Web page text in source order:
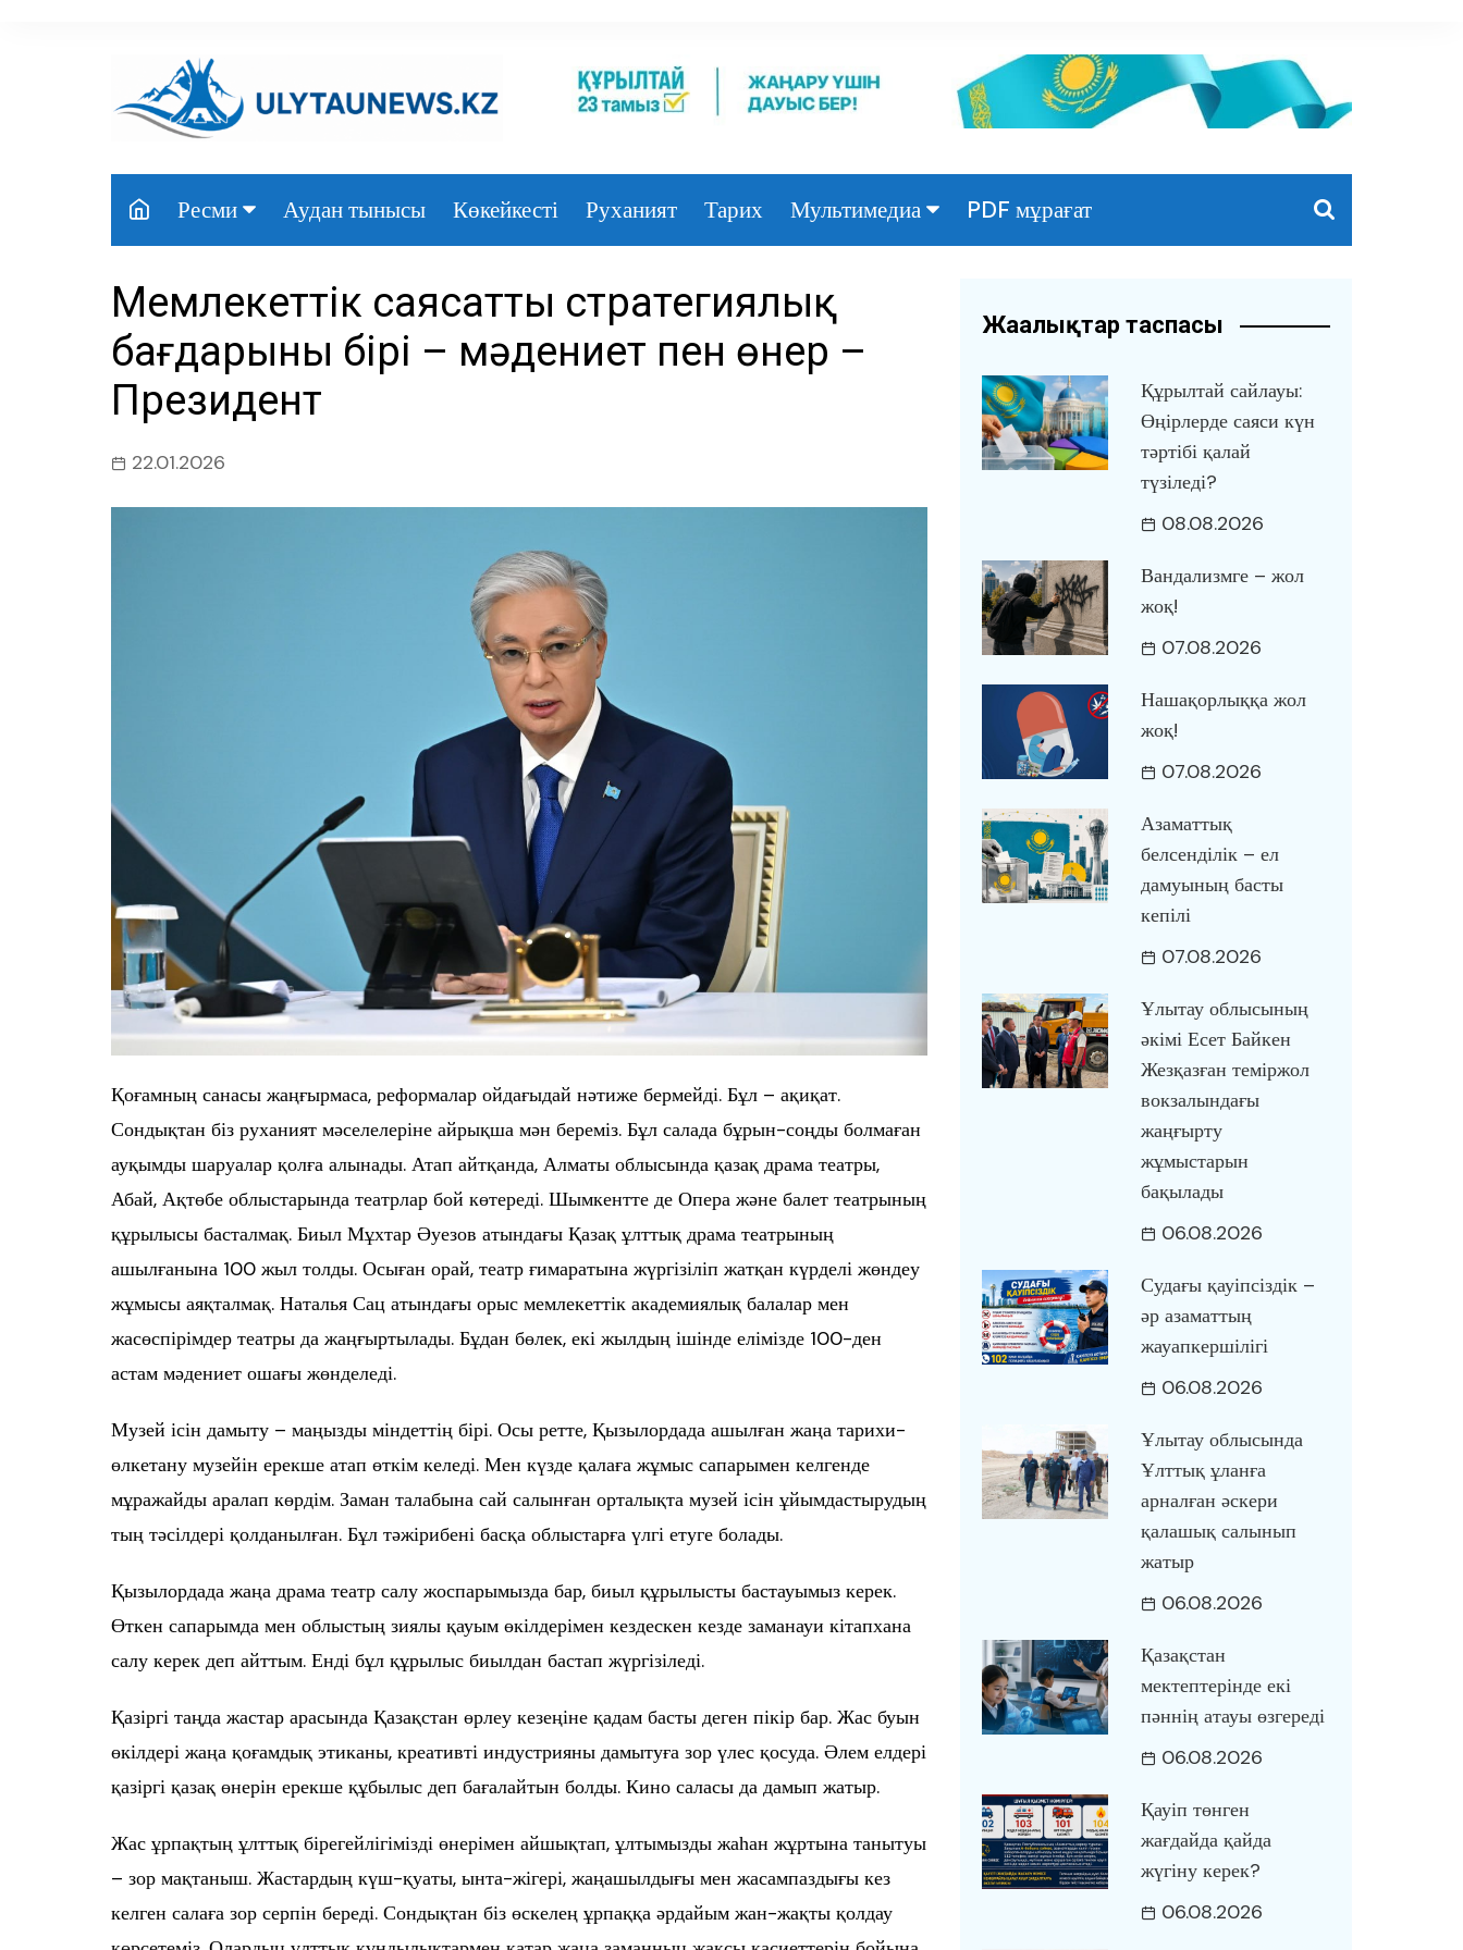
Ресми
Үкімет
Парламент
Облыс әкімдігі
Аудан тынысы Көкейкесті Руханият Тарих Мультимедиа
Видео
PDF мұрағат
Мемлекеттік саясаттың стратегиялық
бағдарының бірі – мәдениет пен өнер –
Президент
22.01.2026
Қоғамның санасы жаңғырмаса, реформалар ойдағыдай нәтиже бермейді. Бұл – ақиқат.
Сондықтан біз руханият мәселелеріне айрықша мән береміз. Бұл салада бұрын-соңды болмаған
ауқымды шаруалар қолға алынады. Атап айтқанда, Алматы облысында қазақ драма театры,
Абай, Ақтөбе облыстарында театрлар бой көтереді. Шымкентте де Опера және балет театрының
құрылысы басталмақ. Биыл Мұхтар Әуезов атындағы Қазақ ұлттық драма театрының
ашылғанына 100 жыл толды. Осыған орай, театр ғимаратына жүргізіліп жатқан күрделі жөндеу
жұмысы аяқталмақ. Наталья Сац атындағы орыс мемлекеттік академиялық балалар мен
жасөспірімдер театры да жаңғыртылады. Бұдан бөлек, екі жылдың ішінде елімізде 100-ден
астам мәдениет ошағы жөнделеді.
Музей ісін дамыту – маңызды міндеттің бірі. Осы ретте, Қызылордада ашылған жаңа тарихи-
өлкетану музейін ерекше атап өткім келеді. Мен күзде қалаға жұмыс сапарымен келгенде
мұражайды аралап көрдім. Заман талабына сай салынған орталықта музей ісін ұйымдастырудың
тың тәсілдері қолданылған. Бұл тәжірибені басқа облыстарға үлгі етуге болады.
Қызылордада жаңа драма театр салу жоспарымызда бар, биыл құрылысты бастауымыз керек.
Өткен сапарымда мен облыстың зиялы қауым өкілдерімен кездескен кезде заманауи кітапхана
салу керек деп айттым. Енді бұл құрылыс биылдан бастап жүргізіледі.
Қазіргі таңда жастар арасында Қазақстан өрлеу кезеңіне қадам басты деген пікір бар. Жас буын
өкілдері жаңа қоғамдық этиканы, креативті индустрияны дамытуға зор үлес қосуда. Әлем елдері
қазіргі қазақ өнерін ерекше құбылыс деп бағалайтын болды. Кино саласы да дамып жатыр.
Жас ұрпақтың ұлттық бірегейлігімізді өнерімен айшықтап, ұлтымызды жаһан жұртына танытуы
– зор мақтаныш. Жастардың күш-қуаты, ынта-жігері, жаңашылдығы мен жасампаздығы кез
келген салаға зор серпін береді. Сондықтан біз өскелең ұрпаққа әрдайым жан-жақты қолдау
Жаңалықтар таспасы
Құрылтай сайлауы:
Өңірлерде саяси күн
тәртібі қалай
түзіледі?
08.08.2026
Вандализмге – жол
жоқ!
07.08.2026
Нашақорлыққа жол
жоқ!
07.08.2026
Азаматтық
белсенділік – ел
дамуының басты
кепілі
07.08.2026
Ұлытау облысының
әкімі Есет Байкен
Жезқазған теміржол
вокзалындағы
жаңғырту
жұмыстарын
бақылады
06.08.2026
Судағы қауіпсіздік –
әр азаматтың
жауапкершілігі
06.08.2026
Ұлытау облысында
Ұлттық ұланға
арналған әскери
қалашық салынып
жатыр
06.08.2026
Қазақстан
мектептерінде екі
пәннің атауы өзгереді
06.08.2026
Қауіп төнген
жағдайда қайда
жүгіну керек?
06.08.2026